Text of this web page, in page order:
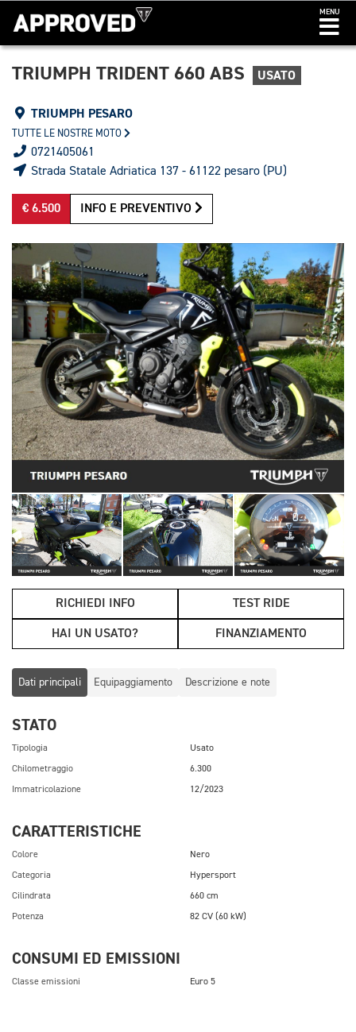
MENU
TRIUMPH TRIDENT 660 ABS USATO
TRIUMPH PESARO
TUTTE LE NOSTRE MOTO
0721405061
Strada Statale Adriatica 137 - 61122 pesaro (PU)
€ 6.500 INFO E PREVENTIVO
RICHIEDI INFO TEST RIDE
HAI UN USATO? FINANZIAMENTO
Dati principali Equipaggiamento Descrizione e note
STATO
Tipologia Usato
Chilometraggio 6.300
Immatricolazione 12/2023
CARATTERISTICHE
Colore Nero
Categoria Hypersport
Cilindrata 660 cm
Potenza 82 CV (60 kW)
CONSUMI ED EMISSIONI
Classe emissioni Euro 5